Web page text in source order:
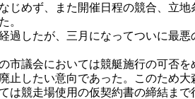
じめず、また開催日程の競合、立
。
したが、三月になってついに最悪
議会においては競艇施行の可否を
したい意向であった。このため大
競走場使用の仮契約書の締結ま